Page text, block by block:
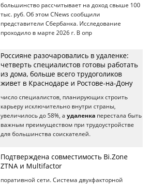
большинство рассчитывает на доход свыше 100
тыс. руб. Об этом CNews сообщили
представители Сбербанка. Исследование
проходило в марте 2026 г. В опр
Россияне разочаровались в удаленке:
четверть специалистов готовы работать
из дома, больше всего трудоголиков
живет в Краснодаре и Ростове-на-Дону
число специалистов, планирующих строить
карьеру исключительно внутри страны,
увеличилось до 58%, а удаленка перестала быть
важным преимуществом при трудоустройстве
для большинства соискателей.
Подтверждена совместимость Bi.Zone
ZTNA и Multifactor
поративной сети. Система двухфакторной